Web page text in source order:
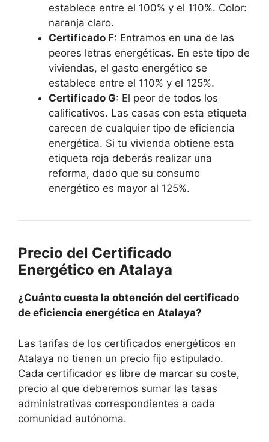
establece entre el 100% y el 110%. Color:
naranja claro.
Certificado F: Entramos en una de las
peores letras energéticas. En este tipo de
viviendas, el gasto energético se
establece entre el 110% y el 125%.
Certificado G: El peor de todos los
calificativos. Las casas con esta etiqueta
carecen de cualquier tipo de eficiencia
energética. Si tu vivienda obtiene esta
etiqueta roja deberás realizar una
reforma, dado que su consumo
energético es mayor al 125%.
Precio del Certificado
Energético en Atalaya
¿Cuánto cuesta la obtención del certificado
de eficiencia energética en Atalaya?
Las tarifas de los certificados energéticos en
Atalaya no tienen un precio fijo estipulado.
Cada certificador es libre de marcar su coste,
precio al que deberemos sumar las tasas
administrativas correspondientes a cada
comunidad autónoma.